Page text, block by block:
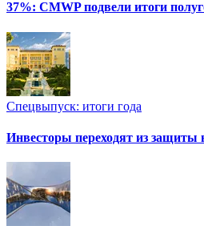
37%: CMWP подвели итоги
Спецвыпуск: итоги года
Инвесторы переходят из защиты